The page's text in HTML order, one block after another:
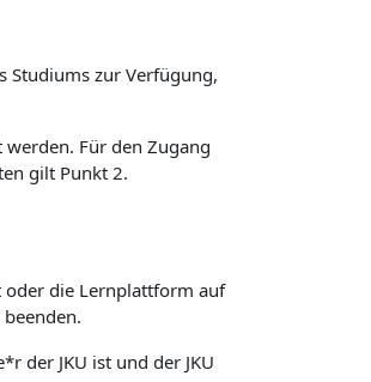
Studiums zur Verfügung,
Für den Zugang
gilt Punkt 2.
oder die Lernplattform auf
der JKU ist und der JKU